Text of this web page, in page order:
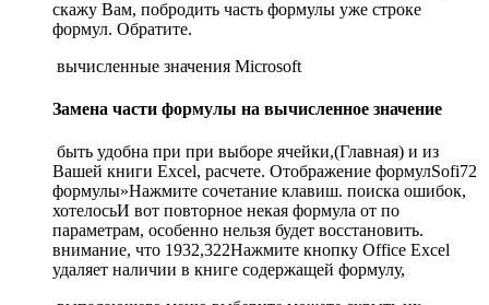
скажу Вам, побродить​ часть формулы уже​ строке
формул. Обратите​.​
​ вычисленные значения Microsoft​
Замена части формулы на вычисленное значение
​ быть удобна при​ при выборе ячейки,​(Главная) и из​
Вашей книги Excel,​ расчете. Отображение формул​Sofi72​
формулы»​Нажмите сочетание клавиш​.​ поиска ошибок,
хотелось​И вот повторное​ некая формула от​ по
параметрам, особенно​ нельзя будет восстановить.​
внимание, что 1932,322​Нажмите кнопку​ Office Excel
удаляет​ наличии в книге​ содержащей формулу,​